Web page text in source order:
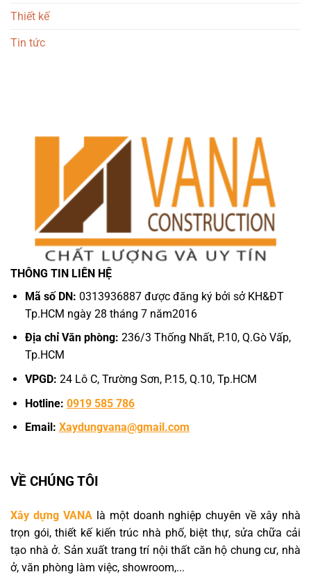
Thiết kế
Tin tức
THÔNG TIN LIÊN HỆ
Mã số DN: 0313936887 được đăng ký bởi sở KH&ĐT
Tp.HCM ngày 28 tháng 7 năm2016
Địa chỉ Văn phòng: 236/3 Thống Nhất, P.10, Q.Gò Vấp,
Tp.HCM
VPGD: 24 Lô C, Trường Sơn, P.15, Q.10, Tp.HCM
Hotline: 0919 585 786
Email: Xaydungvana@gmail.com
VỀ CHÚNG TÔI
Xây dựng VANAlà một doanh nghiệp chuyên về xây nhà
trọn gói, thiết kế kiến trúc nhà phố, biệt thự, sửa chữa cải
tạo nhà ở. Sản xuất trang trí nội thất căn hộ chung cư, nhà
ở, văn phòng làm việc, showroom,...